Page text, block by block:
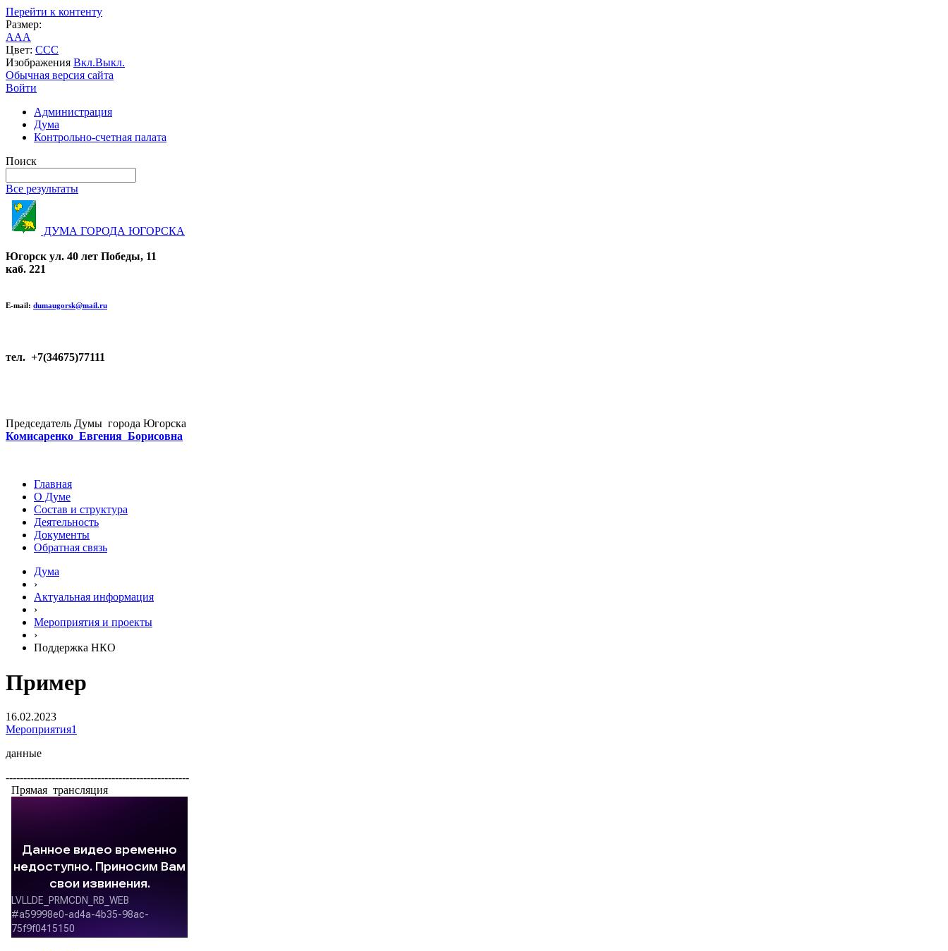
Перейти к контенту
Размер:
AAA
Цвет: CCC
Изображения Вкл.Выкл.
Обычная версия сайта
Войти
Администрация
Дума
Контрольно-счетная палата
Поиск
Все результаты
ДУМА ГОРОДА ЮГОРСКА
Югорск ул. 40 лет Победы, 11
каб. 221
E-mail: dumaugorsk@mail.ru
тел. +7(34675)77111
Председатель Думы города Югорска
Комисаренко Евгения Борисовна
Главная
О Думе
Состав и структура
Деятельность
Документы
Обратная связь
Дума
›
Актуальная информация
›
Мероприятия и проекты
›
Поддержка НКО
Пример
16.02.2023
Мероприятия1
данные
----------------------------------------------------
Прямая трансляция